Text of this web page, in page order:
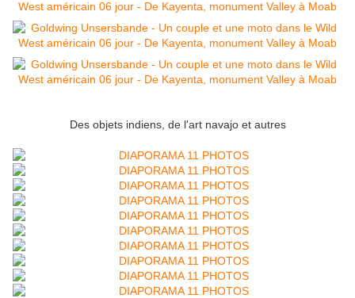
Des objets indiens, de l'art navajo et autres